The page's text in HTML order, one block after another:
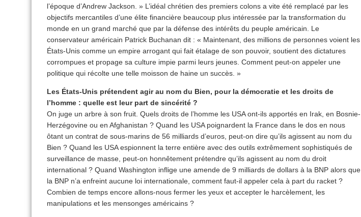
l’époque d’Andrew Jackson. » L’idéal chrétien des premiers colons a vite été remplacé par les
objectifs mercantiles d’une élite financière beaucoup plus intéressée par la transformation du
monde en un grand marché que par la défense des intérêts du peuple américain. Le
conservateur américain Patrick Buchanan dit : « Maintenant, des millions de personnes voient les
États-Unis comme un empire arrogant qui fait étalage de son pouvoir, soutient des dictatures
corrompues et propage sa culture impie parmi leurs jeunes. Comment peut-on appeler une
politique qui récolte une telle moisson de haine un succès. »
Les États-Unis prétendent agir au nom du Bien, pour la démocratie et les droits de
l’homme : quelle est leur part de sincérité ?
On juge un arbre à son fruit. Quels droits de l’homme les USA ont-ils apportés en Irak, en Bosnie-
Herzégovine ou en Afghanistan ? Quand les USA poignardent la France dans le dos en nous
ôtant un contrat de sous-marins de 56 milliards d’euros, peut-on dire qu’ils agissent au nom du
Bien ? Quand les USA espionnent la terre entière avec des outils extrêmement sophistiqués de
surveillance de masse, peut-on honnêtement prétendre qu’ils agissent au nom du droit
international ? Quand Washington inflige une amende de 9 milliards de dollars à la BNP alors que
la BNP n’a enfreint aucune loi internationale, comment faut-il appeler cela à part du racket ?
Combien de temps encore allons-nous fermer les yeux et accepter le harcèlement, les
manipulations et les mensonges américains ?